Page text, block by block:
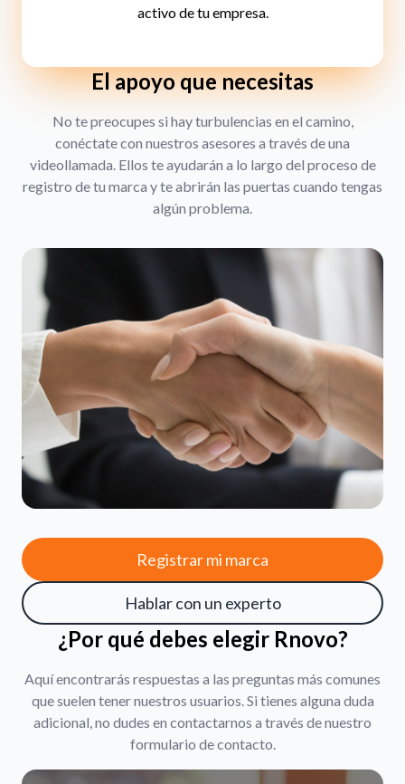
activo de tu empresa.
El apoyo que necesitas
No te preocupes si hay turbulencias en el camino,
conéctate con nuestros asesores a través de una
videollamada. Ellos te ayudarán a lo largo del proceso de
registro de tu marca y te abrirán las puertas cuando tengas
algún problema.
Registrar mi marca
Hablar con un experto
¿Por qué debes elegir Rnovo?
Aquí encontrarás respuestas a las preguntas más comunes
que suelen tener nuestros usuarios. Si tienes alguna duda
adicional, no dudes en contactarnos a través de nuestro
formulario de contacto.